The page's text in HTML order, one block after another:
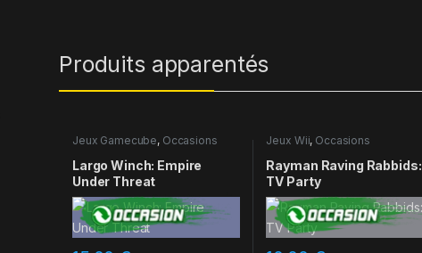
Produits apparentés
Jeux Gamecube, Occasions
Largo Winch: Empire
Under Threat
Jeux Wii, Occasions
Rayman Raving Rabbids:
TV Party